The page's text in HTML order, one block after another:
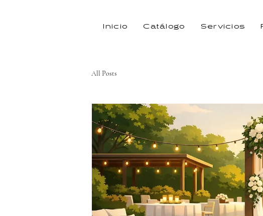
Inicio Catálogo Servicios
All Posts